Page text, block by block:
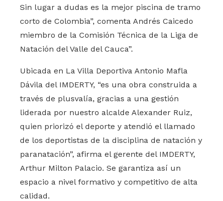
Sin lugar a dudas es la mejor piscina de tramo
corto de Colombia”, comenta Andrés Caicedo
miembro de la Comisión Técnica de la Liga de
Natación del Valle del Cauca”.
Ubicada en La Villa Deportiva Antonio Mafla
Dávila del IMDERTY, “es una obra construida a
través de plusvalía, gracias a una gestión
liderada por nuestro alcalde Alexander Ruiz,
quien priorizó el deporte y atendió el llamado
de los deportistas de la disciplina de natación y
paranatación”, afirma el gerente del IMDERTY,
Arthur Milton Palacio. Se garantiza así un
espacio a nivel formativo y competitivo de alta
calidad.